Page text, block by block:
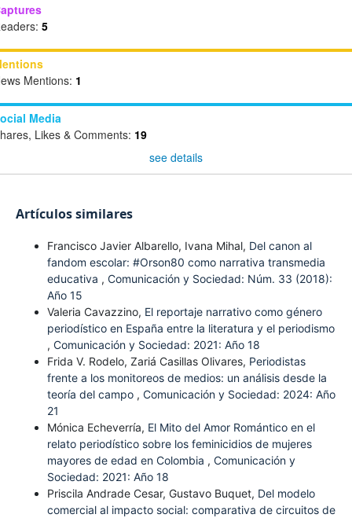
5
Mentions: 1
Media
Likes & Comments: 19
see details
Artículos similares
Francisco Javier Albarello, Ivana Mihal, Del canon al
fandom escolar: #Orson80 como narrativa transmedia
educativa , Comunicación y Sociedad: Núm. 33 (2018):
Año 15
Valeria Cavazzino, El reportaje narrativo como género
periodístico en España entre la literatura y el periodismo
, Comunicación y Sociedad: 2021: Año 18
Frida V. Rodelo, Zariá Casillas Olivares, Periodistas
frente a los monitoreos de medios: un análisis desde la
teoría del campo , Comunicación y Sociedad: 2024: Año
21
Mónica Echeverría, El Mito del Amor Romántico en el
relato periodístico sobre los feminicidios de mujeres
mayores de edad en Colombia , Comunicación y
Sociedad: 2021: Año 18
Priscila Andrade Cesar, Gustavo Buquet, Del modelo
comercial al impacto social: comparativa de circuitos de